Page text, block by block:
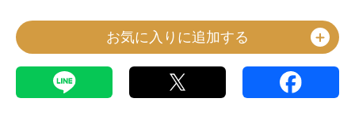
お気に入りに追加する